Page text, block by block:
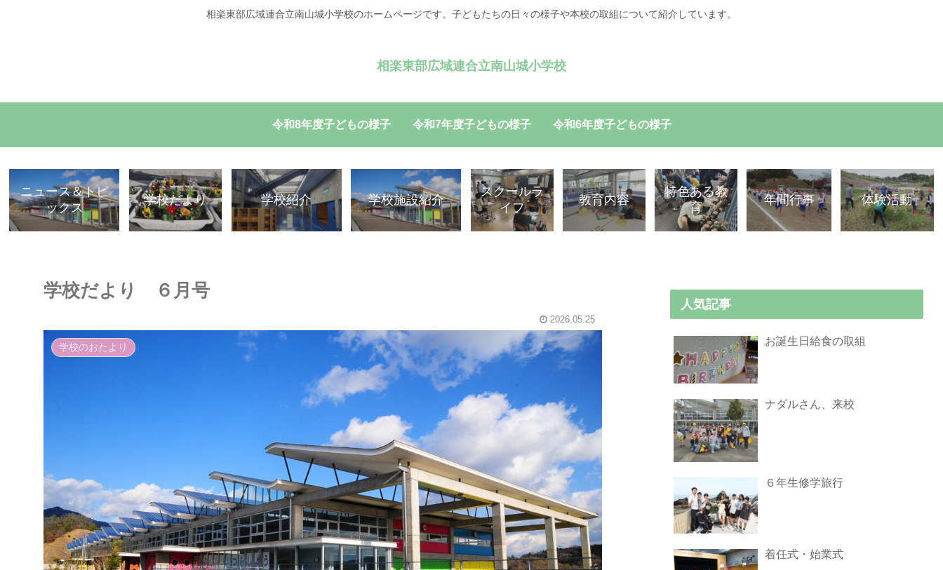
相楽東部広域連合立南山城小学校のホームページです。子どもたちの日々の様子や本校の取組について紹介しています。
相楽東部広域連合立南山城小学校
令和8年度子どもの様子 令和7年度子どもの様子 令和6年度子どもの様子
ニュース＆トピ
ックス
学校だより 学校紹介 学校施設紹介
スクールラ
イフ
教育内容
特色ある教
育
年間行事 体験活動
学校だより ６月号
2026.05.25
学校のおたより
人気記事
お誕生日給食の取組
ナダルさん、来校
６年生修学旅行
着任式・始業式